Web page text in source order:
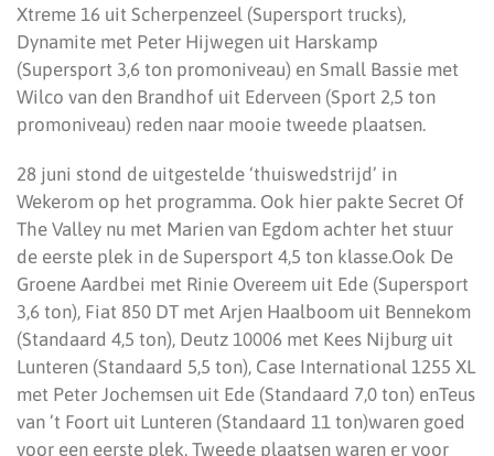
Xtreme 16 uit Scherpenzeel (Supersport trucks),
Dynamite met Peter Hijwegen uit Harskamp
(Supersport 3,6 ton promoniveau) en Small Bassie met
Wilco van den Brandhof uit Ederveen (Sport 2,5 ton
promoniveau) reden naar mooie tweede plaatsen.
28 juni stond de uitgestelde ‘thuiswedstrijd’ in
Wekerom op het programma. Ook hier pakte Secret Of
The Valley nu met Marien van Egdom achter het stuur
de eerste plek in de Supersport 4,5 ton klasse.Ook De
Groene Aardbei met Rinie Overeem uit Ede (Supersport
3,6 ton), Fiat 850 DT met Arjen Haalboom uit Bennekom
(Standaard 4,5 ton), Deutz 10006 met Kees Nijburg uit
Lunteren (Standaard 5,5 ton), Case International 1255 XL
met Peter Jochemsen uit Ede (Standaard 7,0 ton) enTeus
van ’t Foort uit Lunteren (Standaard 11 ton)waren goed
voor een eerste plek. Tweede plaatsen waren er voor